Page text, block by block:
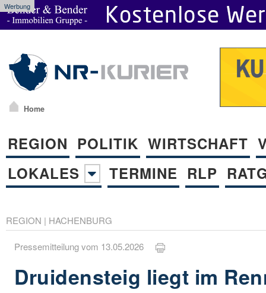
Werbung
Home
REGION POLITIK WIRTSCHAFT
LOKALES
TERMINE RLP
REGION | HACHENBURG
Pressemitteilung vom 13.05.2026
Druidensteig liegt im